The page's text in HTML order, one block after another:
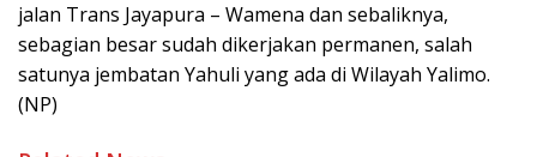
jalan Trans Jayapura – Wamena dan sebaliknya,
sebagian besar sudah dikerjakan permanen, salah
satunya jembatan Yahuli yang ada di Wilayah Yalimo.
(NP)